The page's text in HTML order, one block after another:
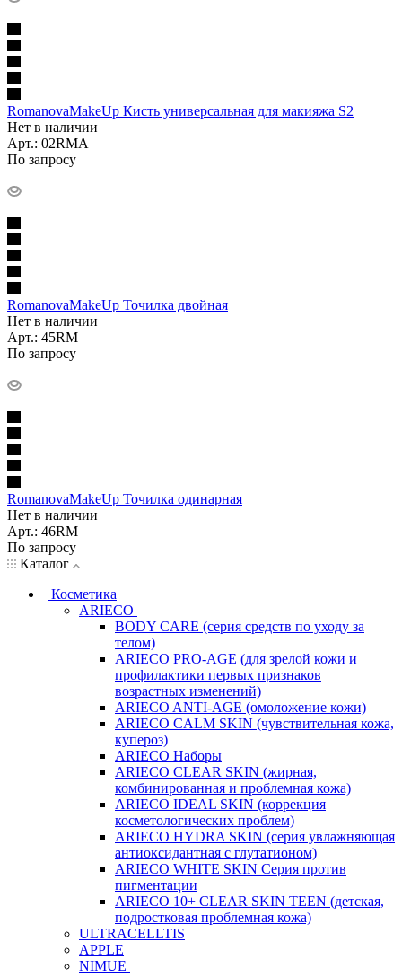
RomanovaMakeUp Кисть универсальная для макияжа S2
Нет в наличии
Арт.: 02RMA
По запросу
RomanovaMakeUp Точилка двойная
Нет в наличии
Арт.: 45RM
По запросу
RomanovaMakeUp Точилка одинарная
Нет в наличии
Арт.: 46RM
По запросу
Каталог
Косметика
ARIECO
BODY CARE (серия средств по уходу за
телом)
ARIECO PRO-AGE (для зрелой кожи и
профилактики первых признаков
возрастных изменений)
ARIECO ANTI-AGE (омоложение кожи)
ARIECO CALM SKIN (чувствительная кожа,
купероз)
ARIECO Наборы
ARIECO CLEAR SKIN (жирная,
комбинированная и проблемная кожа)
ARIECO IDEAL SKIN (коррекция
косметологических проблем)
ARIECO HYDRA SKIN (серия увлажняющая
антиоксидантная с глутатионом)
ARIECO WHITE SKIN Серия против
пигментации
ARIECO 10+ CLEAR SKIN TEEN (детская,
подростковая проблемная кожа)
ULTRACELLTIS
APPLE
NIMUE